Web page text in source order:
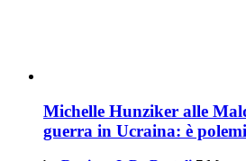
Michelle Hunziker alle
guerra in Ucraina: è